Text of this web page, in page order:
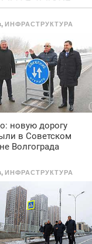
–
до 40%.
со стажем.
, ИНФРАСТРУКТУРА
новую дорогу
в Советском
Волгограда
, ИНФРАСТРУКТУРА